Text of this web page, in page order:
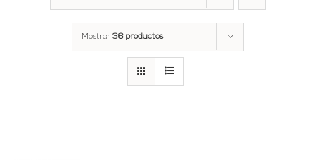
Mostrar 36 productos